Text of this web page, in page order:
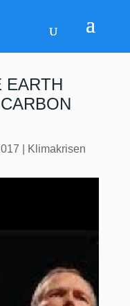
EARTH
Klimakrisen